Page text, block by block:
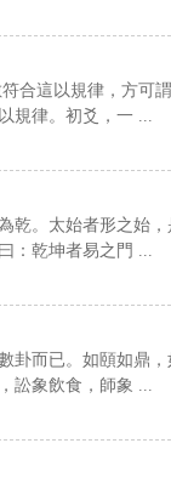
合這以規律，方可
規律。初爻，一 ...
乾。太始者形之始，
：乾坤者易之門 ...
卦而已。如頤如鼎，
訟象飲食，師象 ...